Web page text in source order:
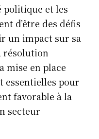
politique et les
d’être des défis
un impact sur sa
résolution
mise en place
essentielles pour
favorable à la
secteur